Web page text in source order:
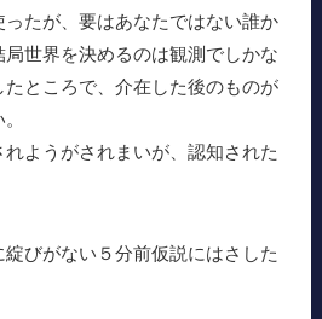
たが、要はあなたではない誰か
世界を決めるのは観測でしかな
たところで、介在した後のものが
ようがされまいが、認知された
びがない５分前仮説にはさした